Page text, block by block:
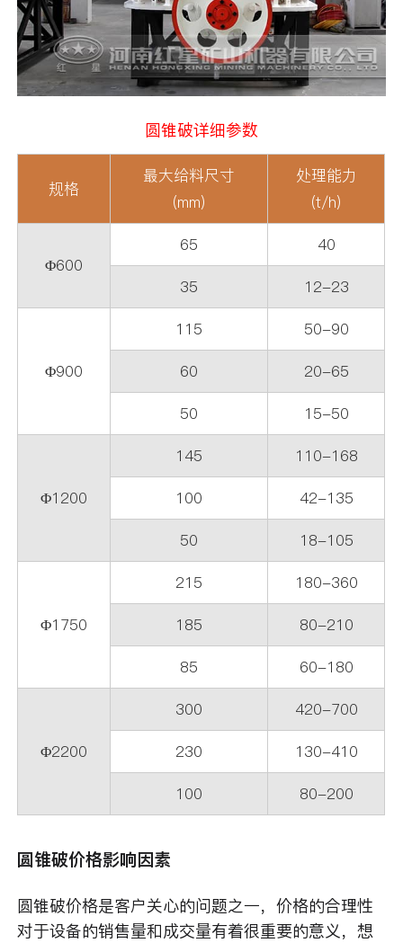
圆锥破详细参数
规格
最大给料尺寸
(mm)
处理能力
(t/h)
Φ600
65
40
35
12-23
Φ900
115
50-90
60
20-65
50
15-50
Φ1200
145
110-168
100
42-135
50
18-105
Φ1750
215
180-360
185
80-210
85
60-180
Φ2200
300
420-700
230
130-410
100
80-200
圆锥破价格影响因素
圆锥破价格是客户关心的问题之一，价格的合理性
对于设备的销售量和成交量有着很重要的意义，想